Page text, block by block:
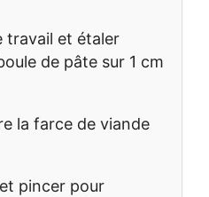
travail et étaler
de pâte sur 1 cm
la farce de viande
pincer pour